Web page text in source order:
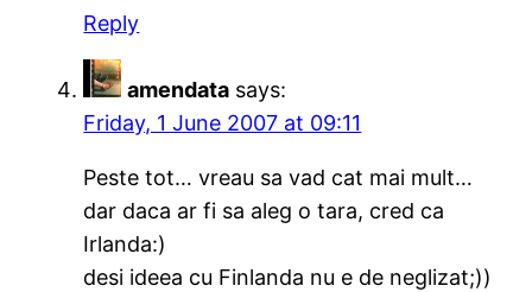
Reply
amendata says:
Friday, 1 June 2007 at 09:11
Peste tot… vreau sa vad cat mai mult…
dar daca ar fi sa aleg o tara, cred ca
Irlanda:)
desi ideea cu Finlanda nu e de neglizat;))